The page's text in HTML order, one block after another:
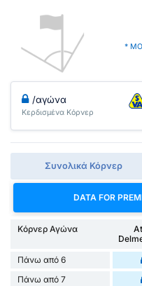
* ΜΟ
/αγώνα
Κερδισμένα Κόρνερ
Συνολικά Κόρνερ
DATA FOR
Κόρνερ Αγώνα
Πάνω από 6
Πάνω από 7